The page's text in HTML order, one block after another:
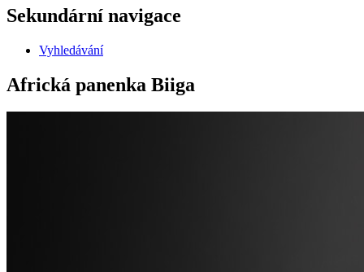
Sekundární navigace
Vyhledávání
Africká panenka Biiga